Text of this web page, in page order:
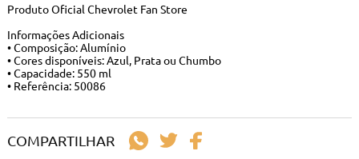
Produto Oficial Chevrolet Fan Store
Informações Adicionais
• Composição: Alumínio
• Cores disponíveis: Azul, Prata ou Chumbo
• Capacidade: 550 ml
• Referência: 50086
COMPARTILHAR